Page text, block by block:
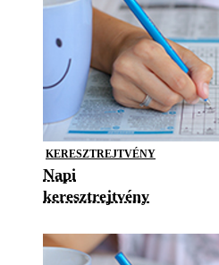
KERESZTREJTVÉNY
Napi
keresztrejtvény